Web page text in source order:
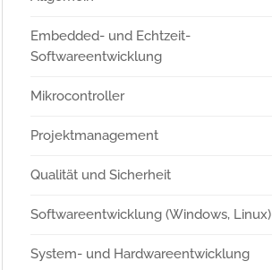
Embedded- und Echtzeit-
Softwareentwicklung
Mikrocontroller
Projektmanagement
Qualität und Sicherheit
Softwareentwicklung (Windows, Linux)
System- und Hardwareentwicklung